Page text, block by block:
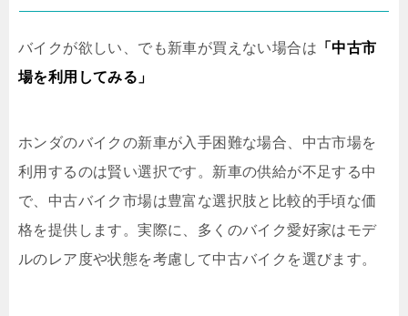
バイクが欲しい、でも新車が買えない場合は 「中古市
場を利用してみる」
ホンダのバイクの新車が入手困難な場合、中古市場を
利用するのは賢い選択です。新車の供給が不足する中
で、中古バイク市場は豊富な選択肢と比較的手頃な価
格を提供します。実際に、多くのバイク愛好家はモデ
ルのレア度や状態を考慮して中古バイクを選びます。